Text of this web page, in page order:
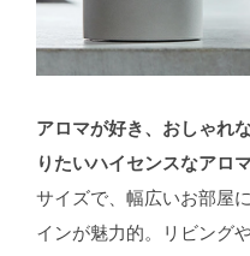
アロマが好き、おしゃれ
りたいハイセンスなアロ
サイズで、幅広いお部屋
インが魅力的。リビング